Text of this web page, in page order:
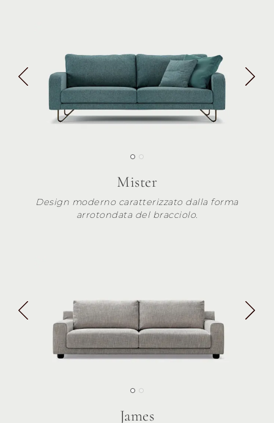
Mister
Design moderno caratterizzato dalla forma
arrotondata del bracciolo.
James